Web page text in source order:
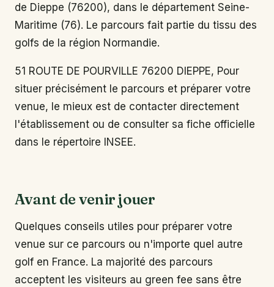
de Dieppe (76200), dans le département Seine-
Maritime (76). Le parcours fait partie du tissu des
golfs de la région Normandie.
51 ROUTE DE POURVILLE 76200 DIEPPE, Pour
situer précisément le parcours et préparer votre
venue, le mieux est de contacter directement
l'établissement ou de consulter sa fiche officielle
dans le répertoire INSEE.
Avant de venir jouer
Quelques conseils utiles pour préparer votre
venue sur ce parcours ou n'importe quel autre
golf en France. La majorité des parcours
acceptent les visiteurs au green fee sans être